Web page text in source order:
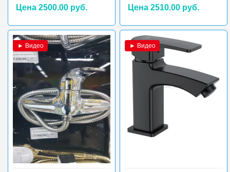
Цена 2500.00 руб. Цена 2510.00 руб.
► Видео ► Видео